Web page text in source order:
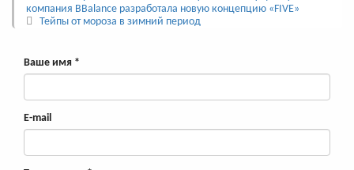
компания BBalance разработала новую концепцию «FIVE»
Тейпы от мороза в зимний период
Ваше имя *
E-mail